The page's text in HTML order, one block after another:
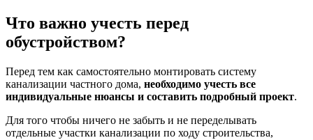
Что важно учесть перед
обустройством?
Перед тем как самостоятельно монтировать систему
канализации частного дома, необходимо учесть все
индивидуальные нюансы и составить подробный проект.
Для того чтобы ничего не забыть и не переделывать
отдельные участки канализации по ходу строительства,